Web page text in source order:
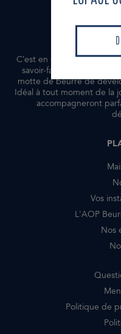
C’est en Charente-
savoir-faire. La
motte de beurre de
Idéal à tout moment de la
accompagneront
Vos
L'AOP
Politique de